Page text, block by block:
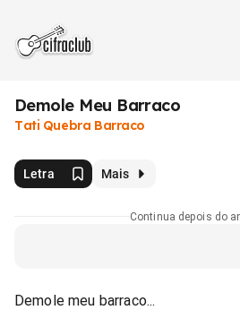
Demole Meu Barraco
Tati Quebra Barraco
Letra Mais
Continua depois do
Demole meu barraco...